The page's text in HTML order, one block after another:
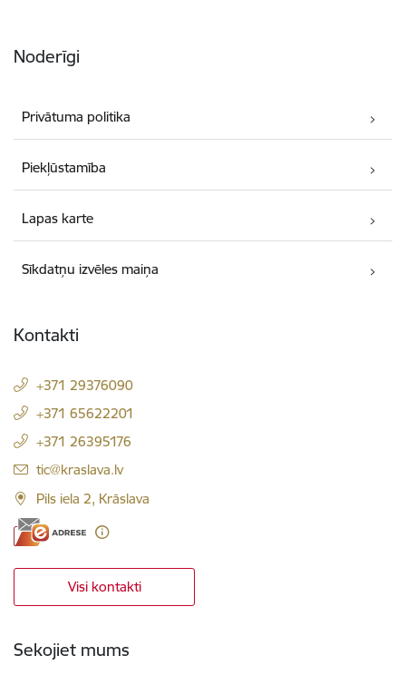
Noderīgi
Privātuma politika
Piekļūstamība
Lapas karte
Sīkdatņu izvēles maiņa
Kontakti
+371 29376090
+371 65622201
+371 26395176
E-pasts:
tic@kraslava.lv
Pils iela 2, Krāslava
Visi kontakti
Sekojiet mums